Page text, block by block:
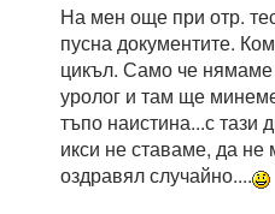
На мен още при отр.
пусна документите.
цикъл. Само че
уролог и там ще
тъпо наистина...с тази
икси не ставаме, да не
оздравял случайно....